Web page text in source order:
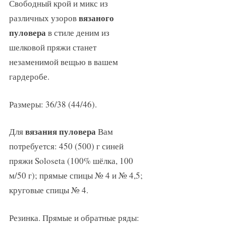
Свободный крой и микс из
различных узороввязаного
пуловерав стиле деним из
шелковой пряжи станет
незаменимой вещью в вашем
гардеробе.
Размеры: 36/38 (44/46).
Длявязания пуловераВам
потребуется: 450 (500) г синей
пряжи Soloseta (100% шёлка, 100
м/50 г); прямые спицы № 4 и № 4,5;
круговые спицы № 4.
Резинка. Прямые и обратные ряды: